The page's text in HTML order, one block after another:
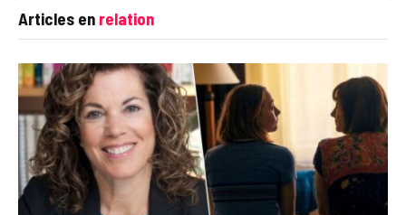
Articles en relation